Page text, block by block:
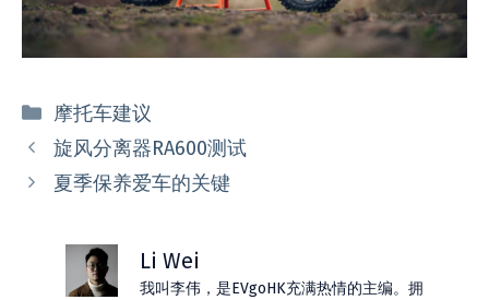
分
类
摩托车建议
旋风分离器RA600测试
夏季保养爱车的关键
Li Wei
我叫李伟，是EVgoHK充满热情的主编。拥